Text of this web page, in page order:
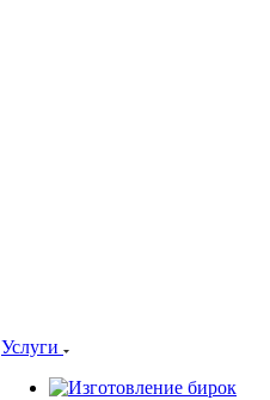
Услуги